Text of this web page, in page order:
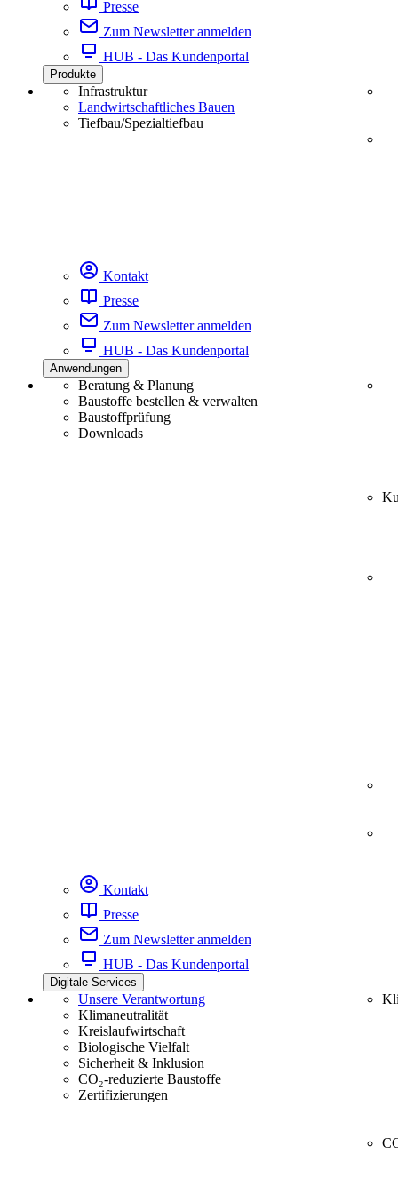
Presse
Zum Newsletter anmelden
HUB - Das Kundenportal
Produkte
Infrastruktur
Landwirtschaftliches Bauen
Tiefbau/Spezialtiefbau
Kontakt
Presse
Zum Newsletter anmelden
HUB - Das Kundenportal
Anwendungen
Beratung & Planung
Baustoffe bestellen & verwalten
Baustoffprüfung
Downloads
Kontakt
Presse
Zum Newsletter anmelden
HUB - Das Kundenportal
Digitale Services
Unsere Verantwortung
Klimaneutralität
Kreislaufwirtschaft
Biologische Vielfalt
Sicherheit & Inklusion
CO₂-reduzierte Baustoffe
Zertifizierungen